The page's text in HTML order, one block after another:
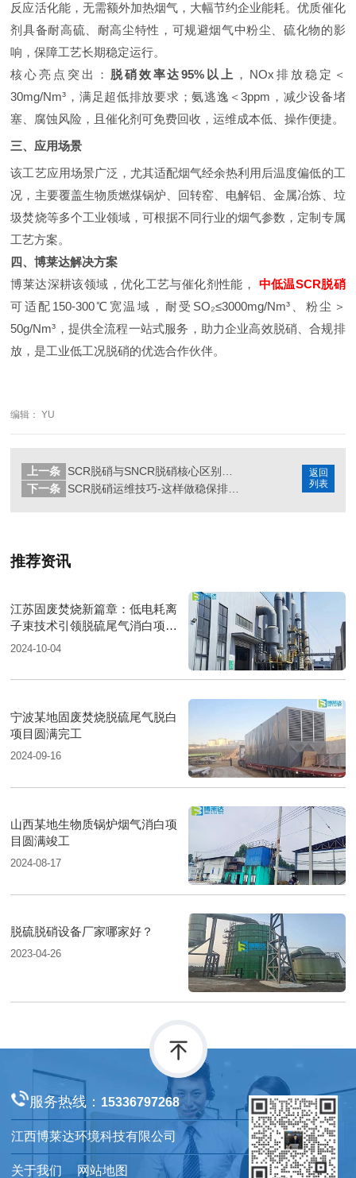
反应活化能，无需额外加热烟气，大幅节约企业能耗。优质催化
剂具备耐高硫、耐高尘特性，可规避烟气中粉尘、硫化物的影
响，保障工艺长期稳定运行。
核心亮点突出： 脱硝效率达95%以上 ，NOx排放稳定＜
30mg/Nm³，满足超低排放要求；氨逃逸＜3ppm，减少设备堵
塞、腐蚀风险，且催化剂可免费回收，运维成本低、操作便捷。
三、应用场景
该工艺应用场景广泛，尤其适配烟气经余热利用后温度偏低的工
况，主要覆盖生物质燃煤锅炉、回转窑、电解铝、金属冶炼、垃
圾焚烧等多个工业领域，可根据不同行业的烟气参数，定制专属
工艺方案。
四、博莱达解决方案
博莱达深耕该领域，优化工艺与催化剂性能， 中低温SCR脱硝
可适配150-300℃宽温域，耐受SO₂≤3000mg/Nm³、粉尘＞
50g/Nm³，提供全流程一站式服务，助力企业高效脱硝、合规排
放，是工业低工况脱硝的优选合作伙伴。
编辑： YU
返回
列表
上一条
下一条
SCR脱硝运维技巧-这样做稳保排放不超标
推荐资讯
江苏固废焚烧新篇章：低电耗离
子束技术引领脱硫尾气消白项目
圆满落成
2024-10-04
宁波某地固废焚烧脱硫尾气脱白
项目圆满完工
2024-09-16
山西某地生物质锅炉烟气消白项
目圆满竣工
2024-08-17
脱硫脱硝设备厂家哪家好？
2023-04-26
服务热线： 15336797268
江西博莱达环境科技有限公司
关于我们 网站地图